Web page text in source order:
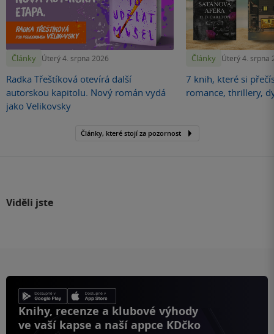
Články Úterý 4. srpna 2026
Radka Třeštíková otevírá další
autorskou kapitolu. Nový román vydá
jako Velikovsky
Články Úterý 4. srpna
7 knih, které si
romance, thrillery,
Články, které stojí za pozornost
Viděli jste
Knihy, recenze a klubové výhody
ve vaší kapse a naší appce KDčko